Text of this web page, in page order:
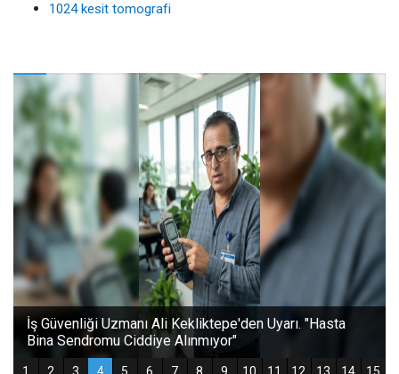
1024 kesit tomografi